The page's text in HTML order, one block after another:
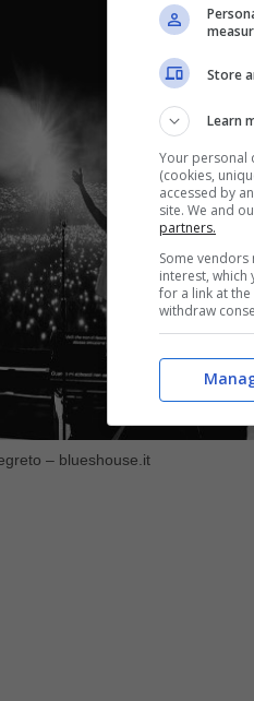
– blueshouse.it
Store
Learn
Your personal
(cookies,
accessed by
site. We and
partners.
Some
interest,
for a link at
withdraw